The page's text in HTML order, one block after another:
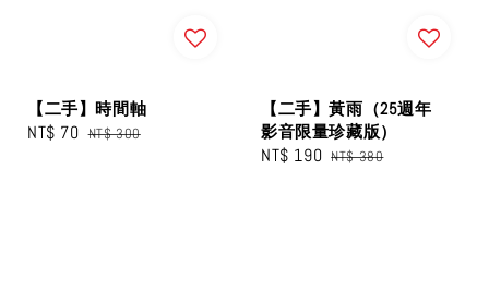
【二手】時間軸
Sale
NT$ 70 Regular
NT$ 300
【二手】黃雨（25週年
影音限量珍藏版）
Sale
NT$ 190 Regular
NT$ 380